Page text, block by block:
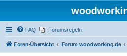
FAQ Forumsregeln
Foren-Übersicht Forum woodworking.de